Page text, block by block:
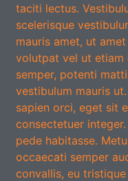
taciti lectus.
scelerisque
mauris amet, ut
volutpat vel ut
semper, potenti
vestibulum mauris
sapien orci, eget sit
consectetuer
pede habitasse.
occaecati semper
convallis, eu